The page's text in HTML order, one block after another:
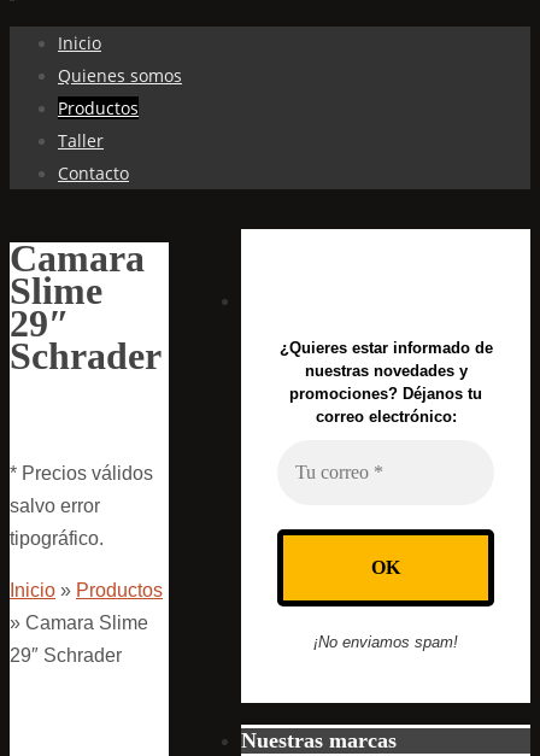
contenido
Inicio
Quienes somos
Productos
Taller
Contacto
Camara
Slime
29″
Schrader
* Precios válidos
salvo error
tipográfico.
Inicio » Productos
» Camara Slime
29″ Schrader
¿Quieres estar informado de
nuestras novedades y
promociones? Déjanos tu
correo electrónico:
¡No enviamos spam!
Nuestras marcas